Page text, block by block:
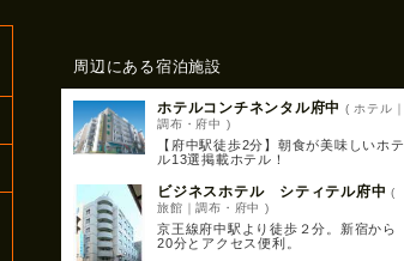
周辺にある宿泊施設
ホテルコンチネンタル府中 ( ホテル｜
調布・府中 )
【府中駅徒歩2分】朝食が美味しいホテ
ル13選掲載ホテル！
ビジネスホテル シティテル府中 (
旅館｜調布・府中 )
京王線府中駅より徒歩２分。新宿から
20分とアクセス便利。